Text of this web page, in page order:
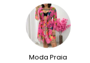
Shorts